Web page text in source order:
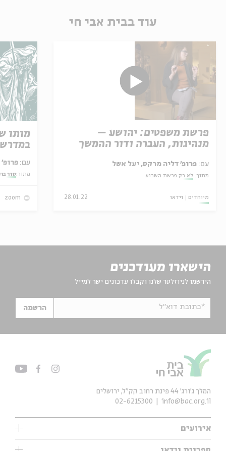
עוד בבית אבי חי
פרשת משפטים: יהושע –
מנהיגות, העברה ודור ההמשך
עם: פרופ' דליה מרקס, יעל אשל
מתוך: לא רק פרשת השבוע
מיוחדים וידאו 28.01.22
מותו
עם: פרופ' אביגדור שנאן
מתוך:סדר
zoom
הישארו מעודכנים
הירשמו לניוזלטר שלנו וקבלו עדכונים ישר למייל
*כתובת דוא"ל הרשמה
אירועים
עיון
המלך ג'ורג' 44 פינת רחוב קק״ל, ירושלים
info@bac.org.il
02-6215300